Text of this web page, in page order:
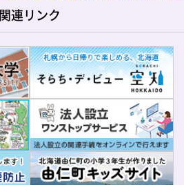
関連リンク